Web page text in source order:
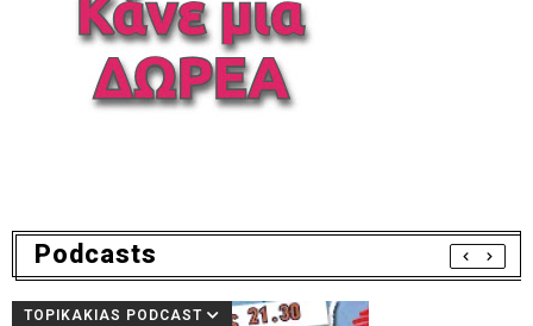
Podcasts
TOPIKAKIAS PODCAST